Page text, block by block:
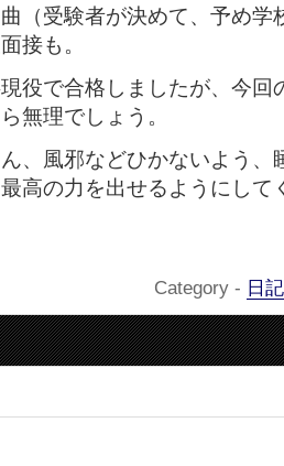
（受験者が決めて、予め学
接も。
役で合格しましたが、今回
無理でしょう。
、風邪などひかないよう、
高の力を出せるようにして
Category - 日記